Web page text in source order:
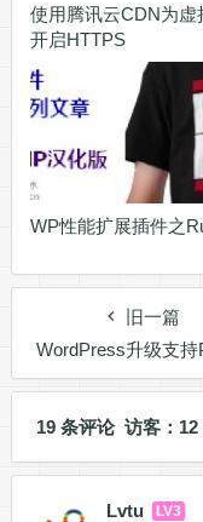
使用腾讯云CDN为虚
开启HTTPS
WP性能扩展插件之
旧一篇
WordPress升级支持PHP 8.0全记录：从报错到
19 条评论 访客：
Lvtu LV3